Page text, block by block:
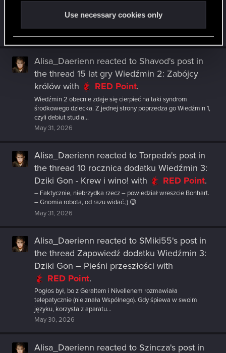
Use necessary cookies only
około 55 i każdego roku przechodzę kolejny raz. Zdecydowanie
Alisa_Daerienn reacted to Shavod's post in
the thread 15 lat gry Wiedźmin 2: Zabójcy
królów with RED Point.
Wiedźmin 2 obecnie zdaje się cierpieć na taki syndrom
środkowego dziecka. Z jednej strony poprzedza go Wiedźmin 1,
czyli debiut studia...
May 31, 2026
Alisa_Daerienn reacted to Torpeda's post in
the thread 10 rocznica dodatku Wiedźmin 3:
Dziki Gon - Krew i wino! with RED Point.
– Faktycznie, niebrzydka rzecz – powiedział wreszcie Bonhart.
– Gnomia robota, od razu widać.;) 😉
May 31, 2026
Alisa_Daerienn reacted to SMiki55's post in
the thread Zapowiedź dodatku Wiedźmin 3:
Dziki Gon – Pieśni przeszłości with
RED Point.
Pogłos był, bo z Geraltem i Nivellenem rozmawiała
telepatycznie (nie znała Wspólnego). Gdy śpiewa w swoim
języku, korzysta z aparatu...
May 30, 2026
Alisa_Daerienn reacted to Szincza's post in